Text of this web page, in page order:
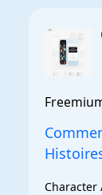
Character